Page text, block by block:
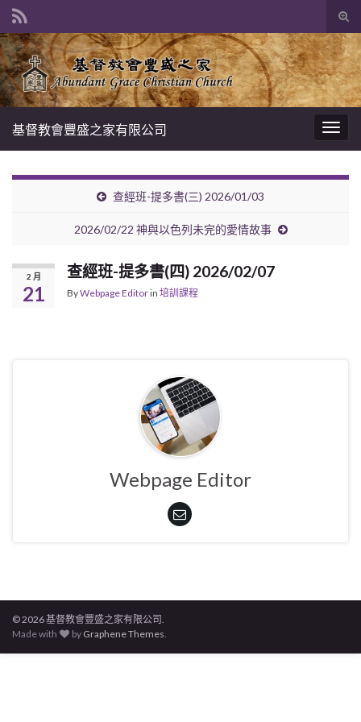
Search for:
基督教會豐盛之家有限公司
查經班-提多書(三) 2026/01/03
2026/02/22 神與以色列未完的愛情故事
2 月
21
查經班-提多書(四) 2026/02/07
ByWebpage Editorin 培訓課程
Webpage Editor
© 2026 基督教會豐盛之家有限公司.
Made with
by Graphene Themes.